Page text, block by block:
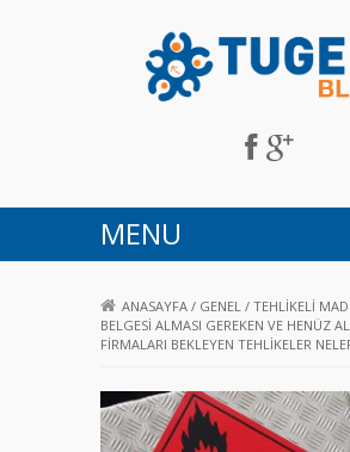
MENU
ANASAYFA / GENEL / TEHLIKELI
BELGESI ALMASI GEREKEN VE HENÜZ
FIRMALARI BEKLEYEN TEHLIKELER